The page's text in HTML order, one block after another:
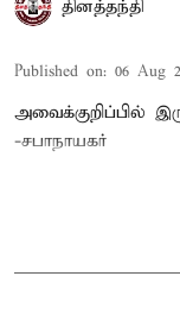
தினத்தந்தி
Published on: 06 Aug
அவைக்குறிப்பில்
-சபாநாயகர்